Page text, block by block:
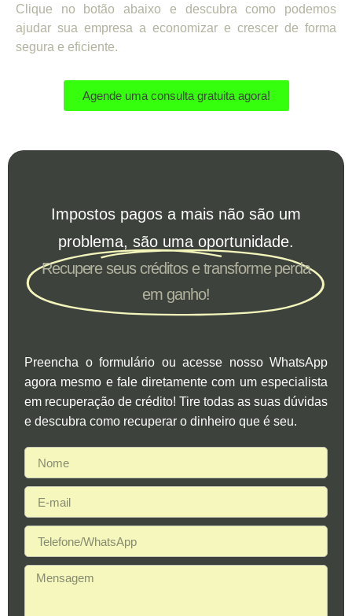
Clique no botão abaixo e descubra como podemos
ajudar sua empresa a economizar e crescer de forma
segura e eficiente.
Agende uma consulta gratuita agora!
Impostos pagos a mais não são um
problema, são uma oportunidade.
Recupere seus créditos e transforme perda
em ganho!
Preencha o formulário ou acesse nosso WhatsApp
agora mesmo e fale diretamente com um especialista
em recuperação de crédito! Tire todas as suas dúvidas
e descubra como recuperar o dinheiro que é seu.